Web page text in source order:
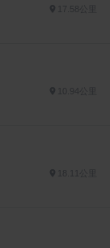
17.58公里
10.94公里